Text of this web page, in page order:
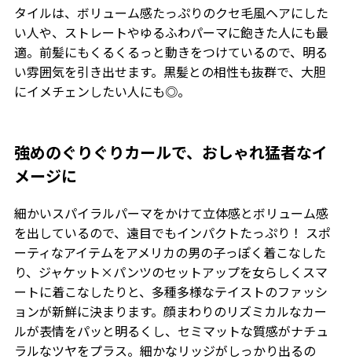
タイルは、ボリューム感たっぷりのクセ毛風ヘアにした
い人や、ストレートやゆるふわパーマに飽きた人にも最
適。前髪にもくるくるっと動きをつけているので、明る
い雰囲気を引き出せます。黒髪との相性も抜群で、大胆
にイメチェンしたい人にも◎。
強めのぐりぐりカールで、おしゃれ猛者なイ
メージに
細かいスパイラルパーマをかけて立体感とボリューム感
を出しているので、遠目でもインパクトたっぷり！ スポ
ーティなアイテムをアメリカの男の子っぽく着こなした
り、ジャケット×パンツのセットアップを女らしくスマ
ートに着こなしたりと、多種多様なテイストのファッシ
ョンが新鮮に決まります。顔まわりのリズミカルなカー
ルが表情をパッと明るくし、セミマットな質感がナチュ
ラルなツヤをプラス。細かなリッジがしっかり出るの